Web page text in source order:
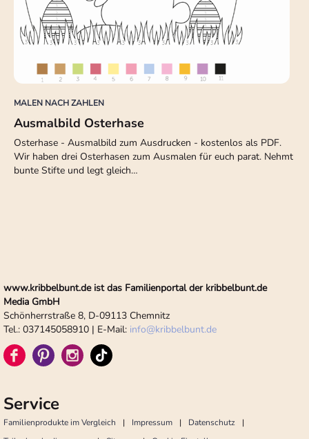
MALEN NACH ZAHLEN
Ausmalbild Osterhase
Osterhase - Ausmalbild zum Ausdrucken - kostenlos als PDF.
Wir haben drei Osterhasen zum Ausmalen für euch parat. Nehmt
bunte Stifte und legt gleich…
www.kribbelbunt.de ist das Familienportal der kribbelbunt.de
Media GmbH
Schönherrstraße 8, D-09113 Chemnitz
Tel.: 037145058910 | E-Mail: info@kribbelbunt.de
Service
Familienprodukte im Vergleich Impressum
Datenschutz